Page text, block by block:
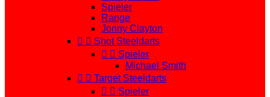
Spieler
Range
Jonny Clayton
  Shot Steeldarts
  Spieler
Michael Smith
  Target Steeldarts
  Spieler